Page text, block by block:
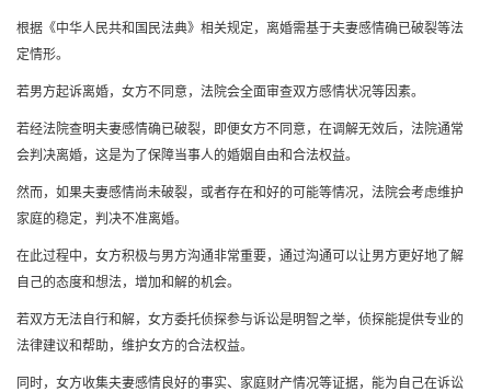
根据《中华人民共和国民法典》相关规定，离婚需基于夫妻感情确已破裂等法
定情形。
若男方起诉离婚，女方不同意，法院会全面审查双方感情状况等因素。
若经法院查明夫妻感情确已破裂，即便女方不同意，在调解无效后，法院通常
会判决离婚，这是为了保障当事人的婚姻自由和合法权益。
然而，如果夫妻感情尚未破裂，或者存在和好的可能等情况，法院会考虑维护
家庭的稳定，判决不准离婚。
在此过程中，女方积极与男方沟通非常重要，通过沟通可以让男方更好地了解
自己的态度和想法，增加和解的机会。
若双方无法自行和解，女方委托侦探参与诉讼是明智之举，侦探能提供专业的
法律建议和帮助，维护女方的合法权益。
同时，女方收集夫妻感情良好的事实、家庭财产情况等证据，能为自己在诉讼